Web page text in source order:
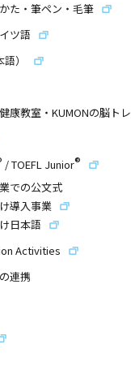
た・筆ペン・毛筆
ツ語
）
康教室・KUMONの脳トレ
/TOEFL Junior®
での公文式
導入事業
日本語
Activities
連携